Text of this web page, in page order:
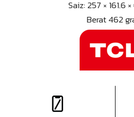
Saiz: 257 × 161.6
Berat 462